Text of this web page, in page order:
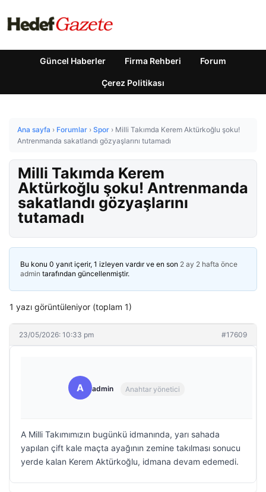
Güncel Haberler Firma Rehberi Forum
Çerez Politikası
Ana sayfa › Forumlar › Spor › Milli Takımda Kerem Aktürkoğlu şoku!
Antrenmanda sakatlandı gözyaşlarını tutamadı
Milli Takımda Kerem
Aktürkoğlu şoku! Antrenmanda
sakatlandı gözyaşlarını
tutamadı
Bu konu 0 yanıt içerir, 1 izleyen vardır ve en son 2 ay 2 hafta önce
admin tarafından güncellenmiştir.
1 yazı görüntüleniyor (toplam 1)
23/05/2026: 10:33 pm #17609
A admin Anahtar yönetici
A Milli Takımımızın bugünkü idmanında, yarı sahada
yapılan çift kale maçta ayağının zemine takılması sonucu
yerde kalan Kerem Aktürkoğlu, idmana devam edemedi.